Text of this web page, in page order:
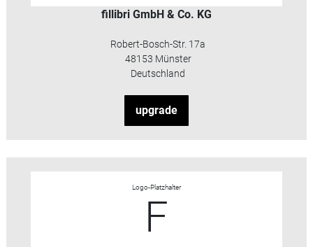
fillibri GmbH & Co. KG
Robert-Bosch-Str. 17a
48153 Münster
Deutschland
upgrade
Logo-Platzhalter
F